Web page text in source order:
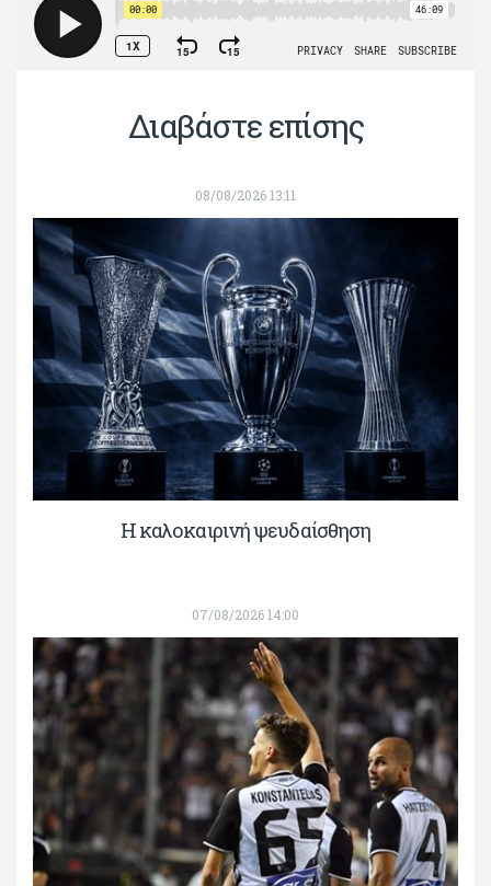
Διαβάστε επίσης
08/08/2026 13:11
Η καλοκαιρινή ψευδαίσθηση
07/08/2026 14:00